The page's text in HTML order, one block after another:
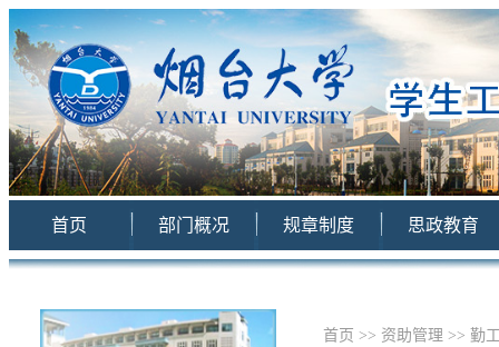
首页 部门概况 规章制度 思政教育
首页 >> 资助管理 >> 勤